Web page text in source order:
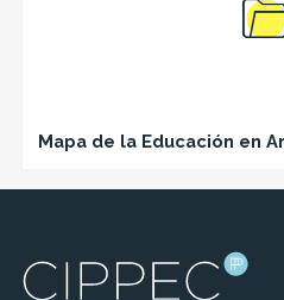
Mapa de la Educación en